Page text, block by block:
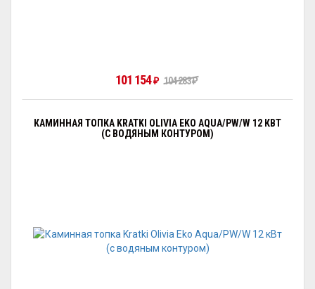
101 154₽ 104 283₽
КАМИННАЯ ТОПКА KRATKI OLIVIA EKO AQUA/PW/W 12 КВТ
(С ВОДЯНЫМ КОНТУРОМ)